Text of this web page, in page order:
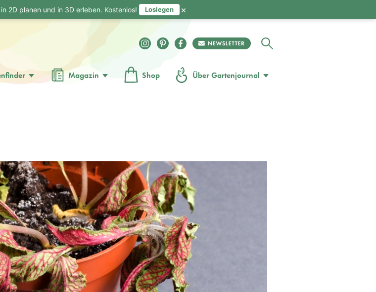
Magazin Shop Über Gartenjournal
2D planen und in 3D erleben. Kostenlos! Loslegen ×